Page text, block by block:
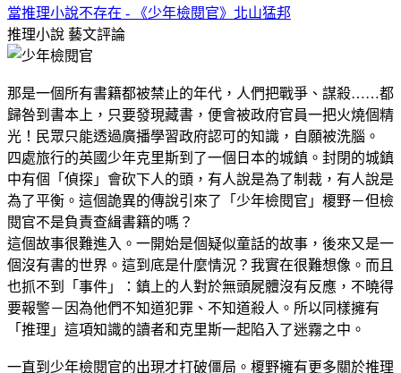
當推理小說不存在 - 《少年檢閱官》北山猛邦
推理小說 藝文評論
那是一個所有書籍都被禁止的年代，人們把戰爭、謀殺……都
歸咎到書本上，只要發現藏書，便會被政府官員一把火燒個精
光！民眾只能透過廣播學習政府認可的知識，自願被洗腦。
四處旅行的英國少年克里斯到了一個日本的城鎮。封閉的城鎮
中有個「偵探」會砍下人的頭，有人說是為了制裁，有人說是
為了平衡。這個詭異的傳說引來了「少年檢閱官」榎野－但檢
閱官不是負責查緝書籍的嗎？
這個故事很難進入。一開始是個疑似童話的故事，後來又是一
個沒有書的世界。這到底是什麼情況？我實在很難想像。而且
也抓不到「事件」：鎮上的人對於無頭屍體沒有反應，不曉得
要報警－因為他們不知道犯罪、不知道殺人。所以同樣擁有
「推理」這項知識的讀者和克里斯一起陷入了迷霧之中。
一直到少年檢閱官的出現才打破僵局。榎野擁有更多關於推理